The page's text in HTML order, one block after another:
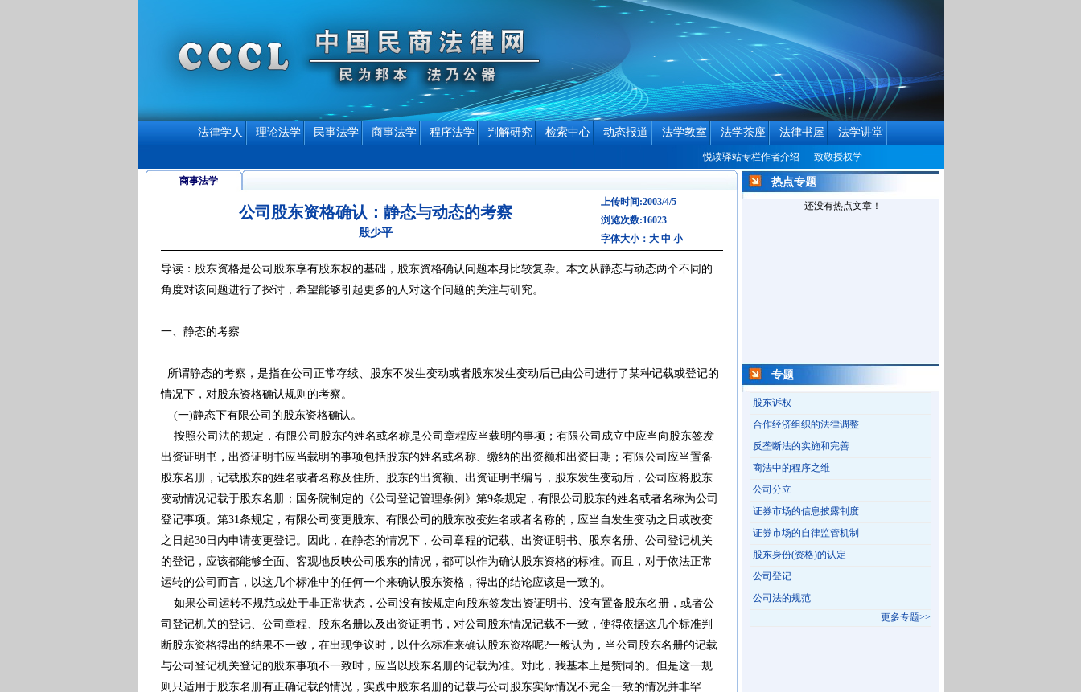
法律学人 理论法学 民事法学 商事法学 程序法学 判解研究 检索中心 动态报道 法学教室 法学茶座 法律书屋 法学讲堂
悦读驿站专栏作者介绍 致敬授权学者
商事法学
公司股东资格确认：静态与动态的考察
殷少平
上传时间:2003/4/5
浏览次数:16023
字体大小： 大 中 小
导读：股东资格是公司股东享有股东权的基础，股东资格确认问题本身比较复杂。本文从静态与动态两个不同的
角度对该问题进行了探讨，希望能够引起更多的人对这个问题的关注与研究。
一、静态的考察
所谓静态的考察，是指在公司正常存续、股东不发生变动或者股东发生变动后已由公司进行了某种记载或登记的
情况下，对股东资格确认规则的考察。
(一)静态下有限公司的股东资格确认。
按照公司法的规定，有限公司股东的姓名或名称是公司章程应当载明的事项；有限公司成立中应当向股东签发
出资证明书，出资证明书应当载明的事项包括股东的姓名或名称、缴纳的出资额和出资日期；有限公司应当置备
股东名册，记载股东的姓名或者名称及住所、股东的出资额、出资证明书编号，股东发生变动后，公司应将股东
变动情况记载于股东名册；国务院制定的《公司登记管理条例》第9条规定，有限公司股东的姓名或者名称为公司
登记事项。第31条规定，有限公司变更股东、有限公司的股东改变姓名或者名称的，应当自发生变动之日或改变
之日起30日内申请变更登记。因此，在静态的情况下，公司章程的记载、出资证明书、股东名册、公司登记机关
的登记，应该都能够全面、客观地反映公司股东的情况，都可以作为确认股东资格的标准。而且，对于依法正常
运转的公司而言，以这几个标准中的任何一个来确认股东资格，得出的结论应该是一致的。
如果公司运转不规范或处于非正常状态，公司没有按规定向股东签发出资证明书、没有置备股东名册，或者公
司登记机关的登记、公司章程、股东名册以及出资证明书，对公司股东情况记载不一致，使得依据这几个标准判
断股东资格得出的结果不一致，在出现争议时，以什么标准来确认股东资格呢?一般认为，当公司股东名册的记载
与公司登记机关登记的股东事项不一致时，应当以股东名册的记载为准。对此，我基本上是赞同的。但是这一规
则只适用于股东名册有正确记载的情况，实践中股东名册的记载与公司股东实际情况不完全一致的情况并非罕
热点专题
还没有热点文章！
专题
股东诉权
合作经济组织的法律调整
反垄断法的实施和完善
商法中的程序之维
公司分立
证券市场的信息披露制度
证券市场的自律监管机制
股东身份(资格)的认定
公司登记
公司法的规范
更多专题>>